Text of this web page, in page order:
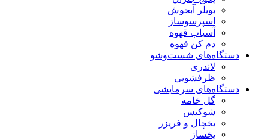
بویلر آبجوش
اسپرسوساز
آسیاب قهوه
دم کن قهوه
دستگاه‌های شست‌و‌شو
لاندری
ظرفشویی
دستگاه‌های سرمایشی
گل خامه
شوکیس
یخچال و فریزر
یخساز